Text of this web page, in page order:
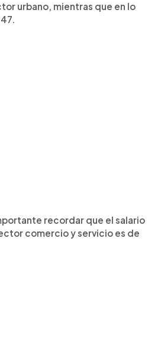
urbano, mientras que en lo
recordar que el salario
comercio y servicio es de